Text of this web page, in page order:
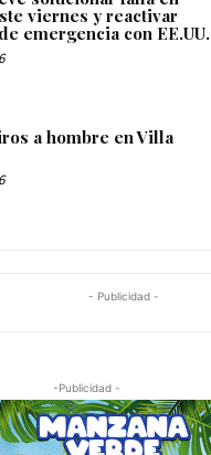
viernes y reactivar
emergencia con EE.UU.
a hombre en Villa
- Publicidad -
-Publicidad -